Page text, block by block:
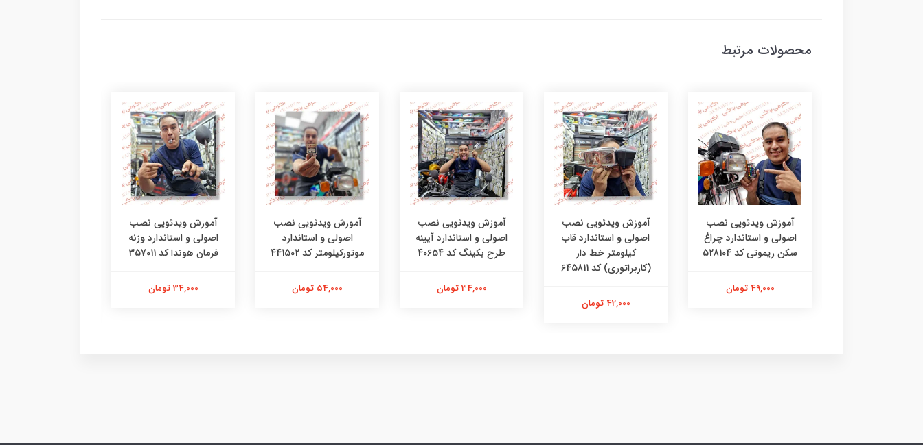
محصولات مرتبط
آموزش ویدئویی نصب
اصولی و استاندارد چراغ
سکن ریموتی کد 528104
49,000 تومان
آموزش ویدئویی نصب
اصولی و استاندارد قاب
کیلومتر خط دار
(کاربراتوری) کد 645811
42,000 تومان
آموزش ویدئویی نصب
اصولی و استاندارد آیینه
طرح بکینگ کد 40654
34,000 تومان
آموزش ویدئویی نصب
اصولی و استاندارد
موتورکیلومتر کد 441502
54,000 تومان
آموزش ویدئویی نصب
اصولی و استاندارد وزنه
فرمان هوندا کد 357011
34,000 تومان